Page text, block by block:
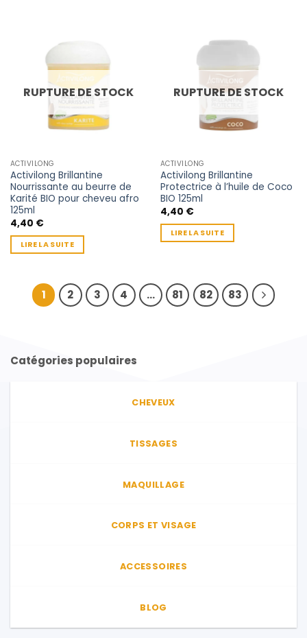
RUPTURE DE STOCK
ACTIVILONG
Activilong Brillantine
Nourrissante au beurre de
Karité BIO pour cheveu afro
125ml
4,40 €
LIRE LA SUITE
RUPTURE DE STOCK
ACTIVILONG
Activilong Brillantine
Protectrice à l’huile de Coco
BIO 125ml
4,40 €
LIRE LA SUITE
1 2 3 4 … 81 82 83
Catégories populaires
CHEVEUX
TISSAGES
MAQUILLAGE
CORPS ET VISAGE
ACCESSOIRES
BLOG